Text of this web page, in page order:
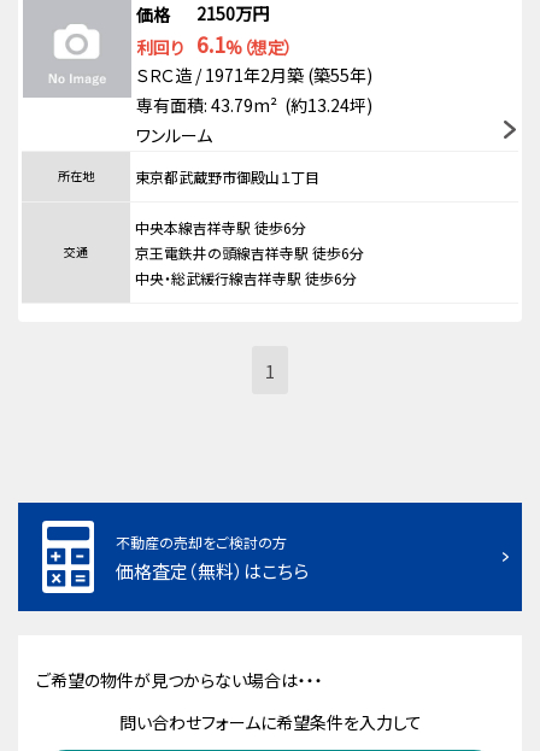
価格
2150万円
利回り 6.1%（想定）
ＳＲＣ造 / 1971年2月築 (築55年)
専有面積: 43.79m² (約13.24坪)
ワンルーム
所在地 東京都武蔵野市御殿山１丁目
交通
中央本線吉祥寺駅 徒歩6分
京王電鉄井の頭線吉祥寺駅 徒歩6分
中央・総武緩行線吉祥寺駅 徒歩6分
1
不動産の売却をご検討の方
価格査定（無料）はこちら
ご希望の物件が見つからない場合は・・・
問い合わせフォームに希望条件を入力して